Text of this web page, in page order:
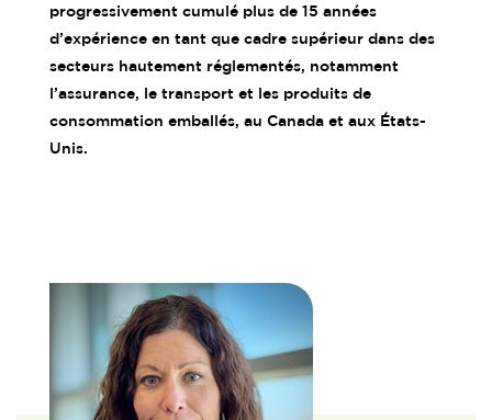
progressivement cumulé plus de 15 années
d’expérience en tant que cadre supérieur dans des
secteurs hautement réglementés, notamment
l’assurance, le transport et les produits de
consommation emballés, au Canada et aux États-
Unis.